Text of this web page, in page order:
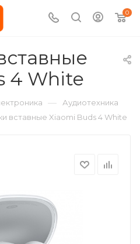
0
4 White
— Аудиотехника
вставные Xiaomi Buds 4 White